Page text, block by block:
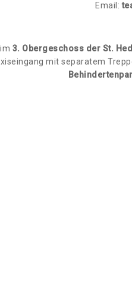
Email:
3. Obergeschoss der St.
mit separatem